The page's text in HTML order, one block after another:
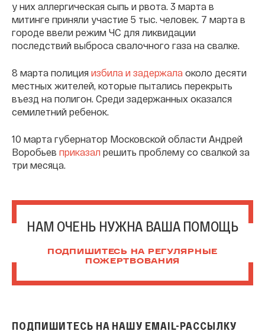
у них аллергическая сыпь и рвота. 3 марта в
митинге приняли участие 5 тыс. человек. 7 марта в
городе ввели режим ЧС для ликвидации
последствий выброса свалочного газа на свалке.
8 марта полиция избила и задержала около десяти
местных жителей, которые пытались перекрыть
въезд на полигон. Среди задержанных оказался
семилетний ребенок.
10 марта губернатор Московской области Андрей
Воробьев приказал решить проблему со свалкой за
три месяца.
НАМ ОЧЕНЬ НУЖНА ВАША ПОМОЩЬ
ПОДПИШИТЕСЬ НА РЕГУЛЯРНЫЕ
ПОЖЕРТВОВАНИЯ
ПОДПИШИТЕСЬ НА НАШУ EMAIL-РАССЫЛКУ